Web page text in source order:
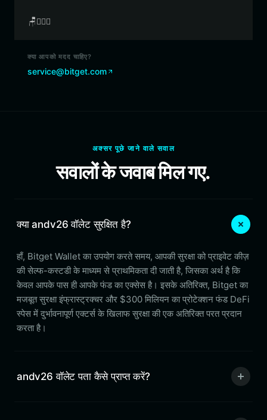
🪑👳🏾‍♂️
क्या आपको मदद चाहिए?
service@bitget.com
अक्सर पूछे जाने वाले सवाल
सवालों के जवाब मिल गए.
क्या andv26 वॉलेट सुरक्षित है?
हाँ, Bitget Wallet का उपयोग करते समय, आपकी सुरक्षा को प्राइवेट कीज़
की सेल्फ-कस्टडी के माध्यम से प्राथमिकता दी जाती है, जिसका अर्थ है कि
केवल आपके पास ही आपके फंड का एक्सेस है। इसके अतिरिक्त, Bitget का
मजबूत सुरक्षा इंफ्रास्ट्रक्चर और $300 मिलियन का प्रोटेक्शन फंड DeFi
स्पेस में दुर्भावनापूर्ण एक्टर्स के खिलाफ सुरक्षा की एक अतिरिक्त परत प्रदान
करता है।
andv26 वॉलेट पता कैसे प्राप्त करें?